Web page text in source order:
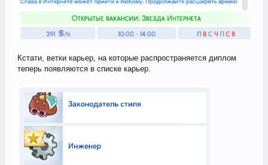
Кстати, ветки карьер, на которые распространяется диплом
теперь появляются в списке карьер.